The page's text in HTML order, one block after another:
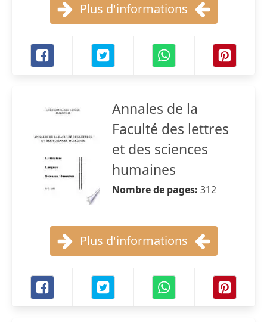
Plus d'informations
Annales de la
Faculté des lettres
et des sciences
humaines
Nombre de pages: 312
Plus d'informations